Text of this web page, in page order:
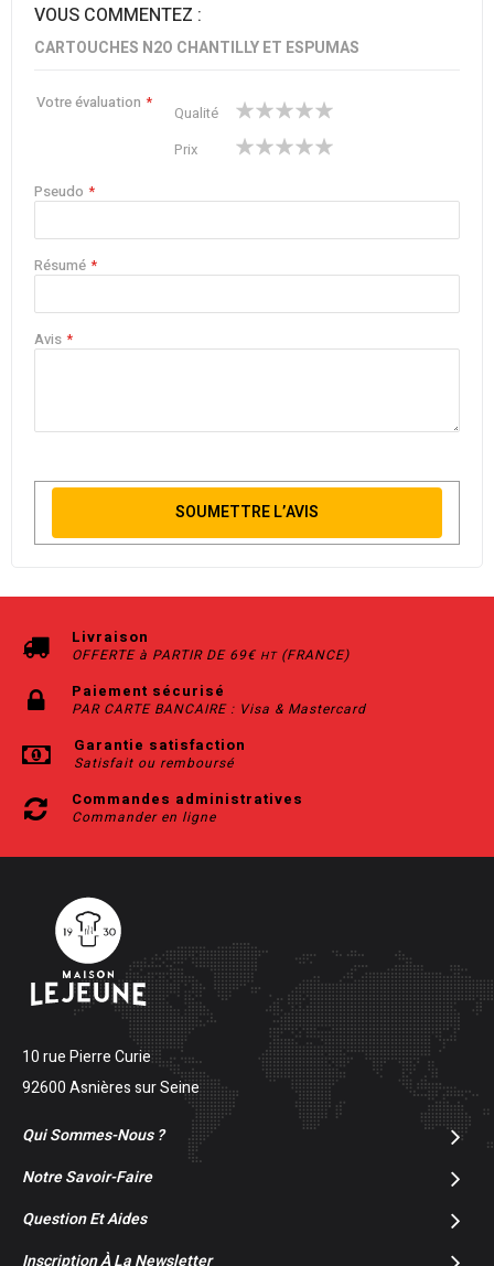
VOUS COMMENTEZ :
CARTOUCHES N2O CHANTILLY ET ESPUMAS
Votre évaluation
Qualité
starstarsstarsstarsstars
Prix
starstarsstarsstarsstars
Pseudo
Résumé
Avis
SOUMETTRE L’AVIS
Livraison
OFFERTE à PARTIR DE 69€ HT(FRANCE)
Paiement sécurisé
PAR CARTE BANCAIRE : Visa & Mastercard
Garantie satisfaction
Satisfait ou remboursé
Commandes administratives
Commander en ligne
10 rue Pierre Curie
92600 Asnières sur Seine
Qui Sommes-Nous ?
Notre Savoir-Faire
Question Et Aides
Inscription À La Newsletter